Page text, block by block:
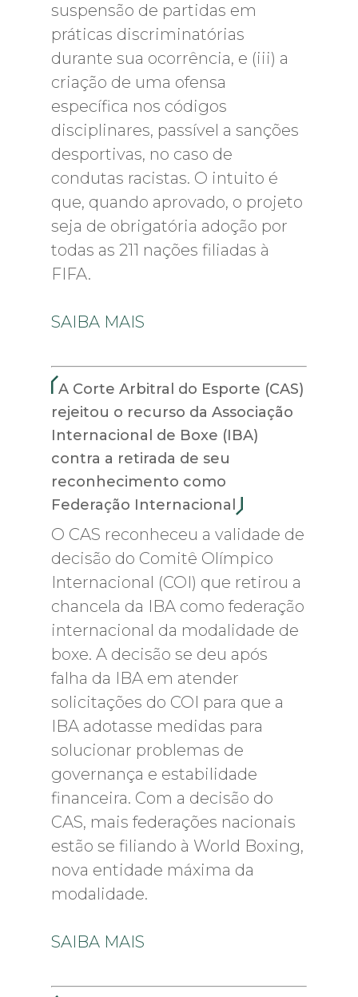
suspensão de partidas em
práticas discriminatórias
durante sua ocorrência, e (iii) a
criação de uma ofensa
específica nos códigos
disciplinares, passível a sanções
desportivas, no caso de
condutas racistas. O intuito é
que, quando aprovado, o projeto
seja de obrigatória adoção por
todas as 211 nações filiadas à
FIFA.
SAIBA MAIS
A Corte Arbitral do Esporte (CAS)
rejeitou o recurso da Associação
Internacional de Boxe (IBA)
contra a retirada de seu
reconhecimento como
Federação Internacional
O CAS reconheceu a validade de
decisão do Comitê Olímpico
Internacional (COI) que retirou a
chancela da IBA como federação
internacional da modalidade de
boxe. A decisão se deu após
falha da IBA em atender
solicitações do COI para que a
IBA adotasse medidas para
solucionar problemas de
governança e estabilidade
financeira. Com a decisão do
CAS, mais federações nacionais
estão se filiando à World Boxing,
nova entidade máxima da
modalidade.
SAIBA MAIS